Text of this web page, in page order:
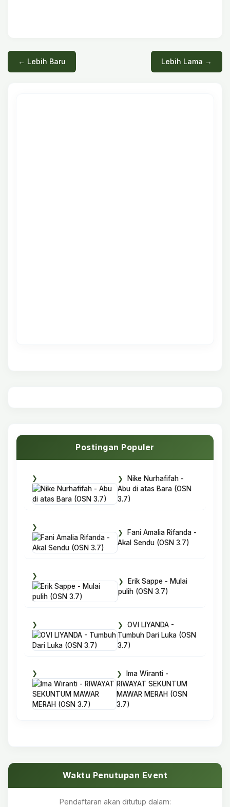
← Lebih Baru Lebih Lama →
Postingan Populer
Nike Nurhafifah -
Abu di atas Bara (OSN
3.7)
Fani Amalia Rifanda -
Akal Sendu (OSN 3.7)
Erik Sappe - Mulai
pulih (OSN 3.7)
OVI LIYANDA -
Tumbuh Dari Luka (OSN
3.7)
Ima Wiranti -
RIWAYAT SEKUNTUM
MAWAR MERAH (OSN
3.7)
Waktu Penutupan Event
Pendaftaran akan ditutup dalam: